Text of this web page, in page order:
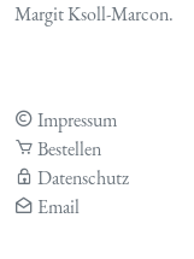
Margit Ksoll-Marcon.
Impressum
Bestellen
Datenschutz
Email